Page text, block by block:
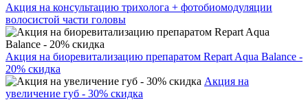
Акция на консультацию трихолога + фотобиомодуляции
волосистой части головы
Акция на биоревитализацию препаратом Repart Aqua Balance -
20% скидка
Акция на
увеличение губ - 30% скидка